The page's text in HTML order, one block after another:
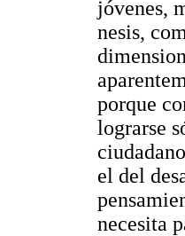
jóvenes,
nesis,
porque
lograrse
el del
necesita